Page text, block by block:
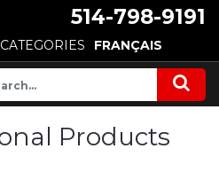
514-798-9191
CATEGORIES FRANÇAIS
Products